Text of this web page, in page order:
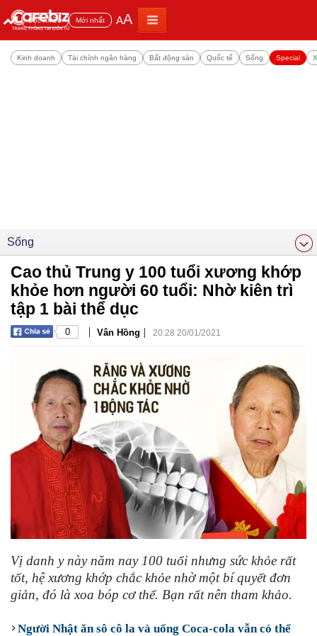
Đọc nhiều Mới nhất AA
Kinh doanh Tài chính ngân hàng Bất động sản Quốc tế Sống Special
Sống
Cao thủ Trung y 100 tuổi xương khớp
khỏe hơn người 60 tuổi: Nhờ kiên trì
tập 1 bài thể dục
0 | Vân Hồng | 20:28 20/01/2021
Vị danh y này năm nay 100 tuổi nhưng sức khỏe rất
tốt, hệ xương khớp chắc khỏe nhờ một bí quyết đơn
giản, đó là xoa bóp cơ thể. Bạn rất nên tham khảo.
Người Nhật ăn sô cô la và uống Coca-cola vẫn có thể